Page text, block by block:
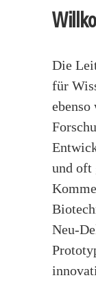
Die
für
und oft
Neu-